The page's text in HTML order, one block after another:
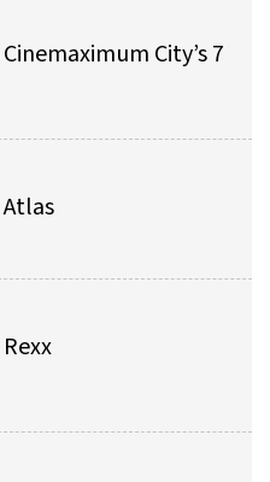
Cinemaximum City’s 7
Atlas
Rexx